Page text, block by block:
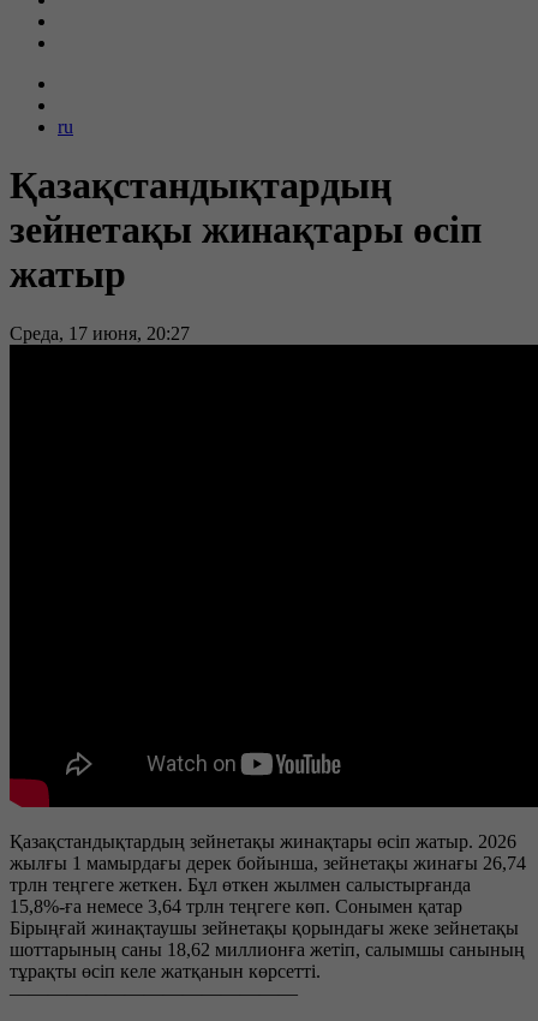
ru
Қазақстандықтардың
зейнетақы жинақтары өсіп
жатыр
Среда, 17 июня, 20:27
Қазақстандықтардың зейнетақы жинақтары өсіп жатыр. 2026
жылғы 1 мамырдағы дерек бойынша, зейнетақы жинағы 26,74
трлн теңгеге жеткен. Бұл өткен жылмен салыстырғанда
15,8%-ға немесе 3,64 трлн теңгеге көп. Сонымен қатар
Бірыңғай жинақтаушы зейнетақы қорындағы жеке зейнетақы
шоттарының саны 18,62 миллионға жетіп, салымшы санының
тұрақты өсіп келе жатқанын көрсетті.
———————————————